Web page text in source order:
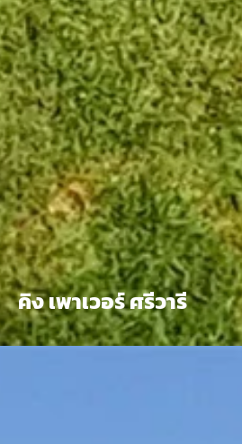
คิง เพาเวอร์ ศรีวารี